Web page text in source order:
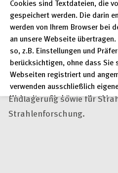
Cookies sind Textdateien, die
gespeichert werden. Die darin
werden von Ihrem Browser bei
an unsere Webseite
so, z.B. Einstellungen und
berücksichtigen, ohne dass Sie
Webseiten registriert und
verwenden ausschließlich
Webseiten. Sie können Ihre
unter "Einstellungen" jederzeit
erteilte Einwilligung für die
Entsorgung wichtig.
Die INIS-Datenbank trägt
Erhalt des dafür
Sicherheitsfragen, für den
kerntechnischer Anlagen,
Endlagerung sowie für
Strahlenforschung.